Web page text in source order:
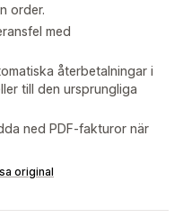
order.
med
återbetalningar i
till den ursprungliga
ned PDF-fakturor när
original